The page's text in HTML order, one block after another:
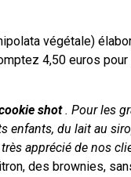
végétale)
4,50 euros
shot. Pour les
enfants, du lait au
apprécié de nos
des brownies,